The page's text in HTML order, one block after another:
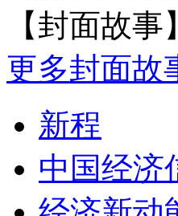
【封面故事】
更多封面故
新程
中国经济